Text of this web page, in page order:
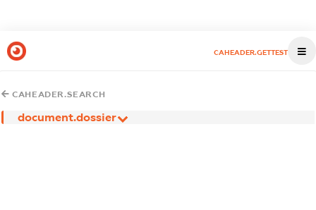
CAHEADER.GETTEST
CAHEADER.SEARCH
document.dossier